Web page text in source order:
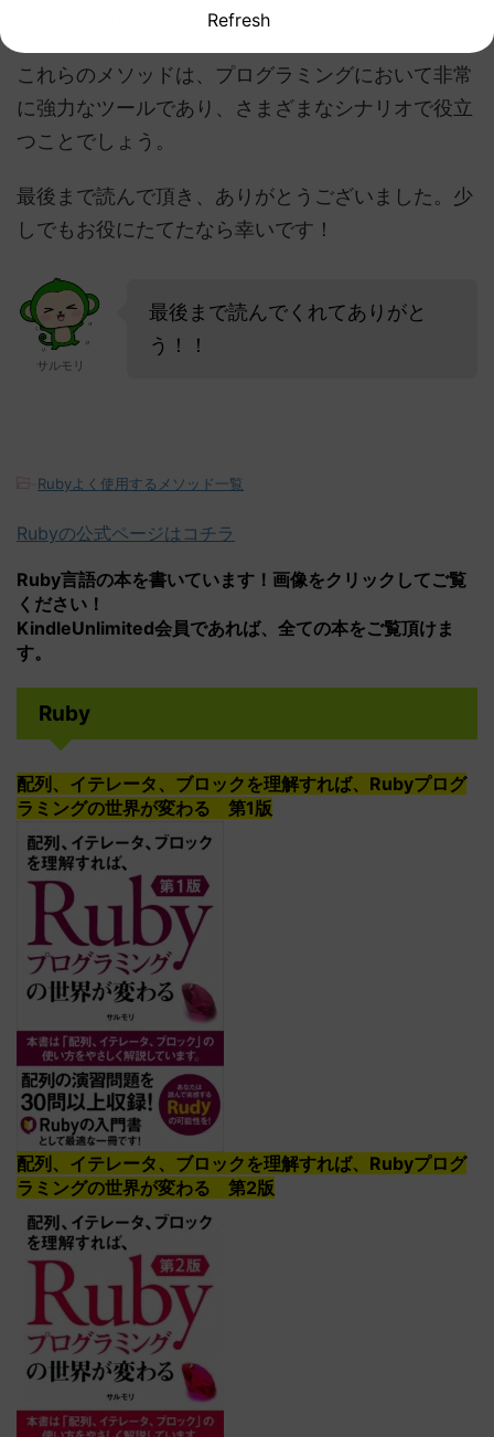
から実践的な応用例まで幅広く解説しました。
これらのメソッドは、プログラミングにおいて非常
に強力なツールであり、さまざまなシナリオで役立
つことでしょう。
最後まで読んで頂き、ありがとうございました。少
しでもお役にたてたなら幸いです！
サルモリ
最後まで読んでくれてありがと
う！！
Rubyよく使用するメソッド一覧
Rubyの公式ページはコチラ
Ruby言語の本を書いています！画像をクリックしてご覧
ください！
KindleUnlimited会員であれば、全ての本をご覧頂けま
す。
Ruby
配列、イテレータ、ブロックを理解すれば、Rubyプログ
ラミングの世界が変わる 第1版
配列、イテレータ、ブロックを理解すれば、Rubyプログ
ラミングの世界が変わる 第2版
Refresh